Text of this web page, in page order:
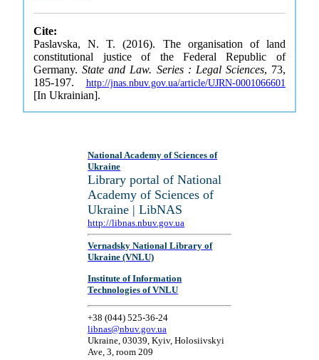
Cite:
Paslavska, N. T. (2016). The organisation of land
constitutional justice of the Federal Republic of
Germany.State and Law. Series : Legal Sciences, 73,
185-197. http://jnas.nbuv.gov.ua/article/UJRN-0001066601
[In Ukrainian].
National Academy of Sciences of
Ukraine
Library portal of National
Academy of Sciences of
Ukraine | LibNAS
http://libnas.nbuv.gov.ua
Vernadsky National Library of
Ukraine (VNLU)
Institute of Information
Technologies of VNLU
+38 (044) 525-36-24
libnas@nbuv.gov.ua
Ukraine, 03039, Kyiv, Holosiivskyi
Ave, 3, room 209